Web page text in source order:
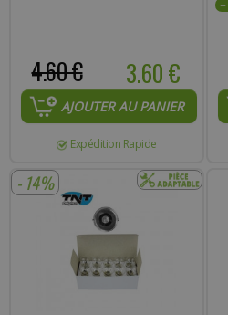
3.60 €
4.60 €
AJOUTER AU PANIER
Expédition Rapide
- 14%